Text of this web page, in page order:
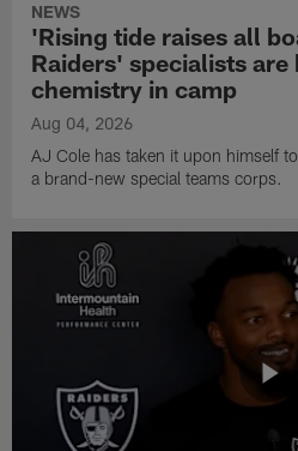
NEWS
'Rising tide raises all
Raiders' specialists
chemistry in camp
Aug 04, 2026
AJ Cole has taken it upon himself
a brand-new special teams corps.